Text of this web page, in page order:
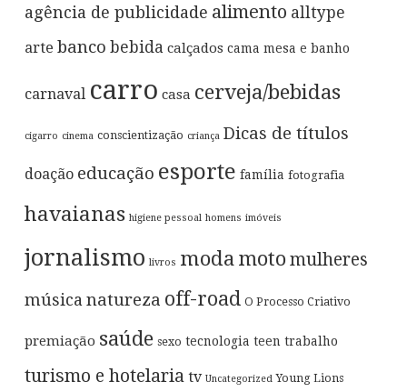
agência de publicidade alimento alltype
arte banco bebida calçados cama mesa e banho
carnaval carro casa cerveja/bebidas
cigarro cinema conscientização criança Dicas de títulos
doação educação esporte família fotografia
havaianas higiene pessoal homens imóveis
jornalismo livros moda moto mulheres
música natureza off-road O Processo Criativo
premiação saúde sexo tecnologia teen trabalho
turismo e hotelaria tv Uncategorized Young Lions